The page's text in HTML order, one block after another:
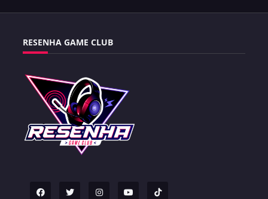
RESENHA GAME CLUB